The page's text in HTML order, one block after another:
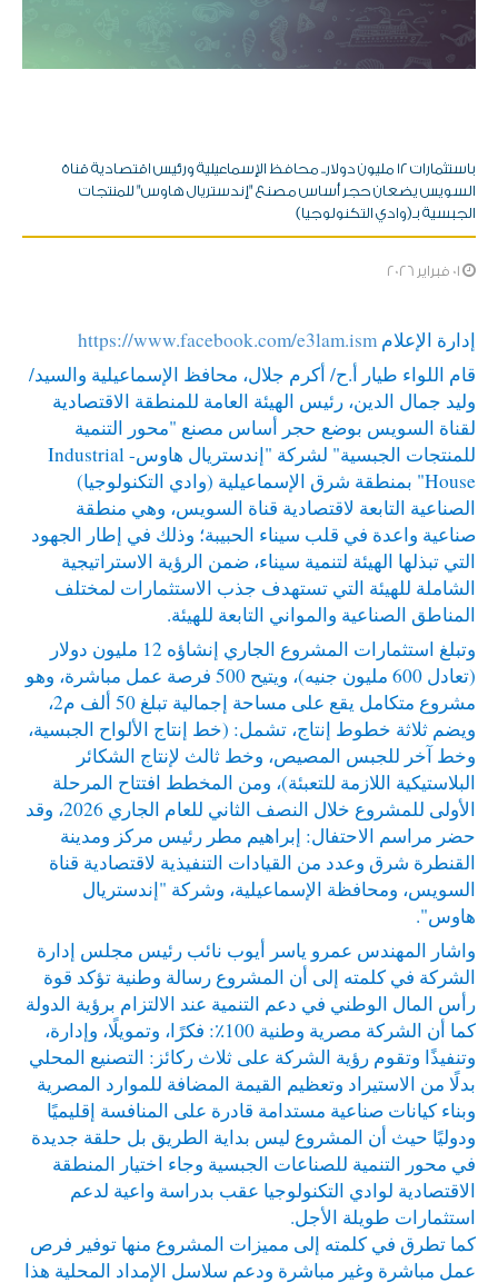
باستثمارات ١٢ مليون دولار.. محافظ الإسماعيلية ورئيس اقتصادية قناة
السويس يضعان حجر أساس مصنع "إندستريال هاوس" للمنتجات
الجبسية بـ(وادي التكنولوجيا)
إدارة الإعلام https://www.facebook.com/e3lam.ism
قام اللواء طيار أ.ح/ أكرم جلال، محافظ الإسماعيلية والسيد/
وليد جمال الدين، رئيس الهيئة العامة للمنطقة الاقتصادية
لقناة السويس بوضع حجر أساس مصنع "محور التنمية
للمنتجات الجبسية" لشركة "إندستريال هاوس- Industrial
House" بمنطقة شرق الإسماعيلية (وادي التكنولوجيا)
الصناعية التابعة لاقتصادية قناة السويس، وهي منطقة
صناعية واعدة في قلب سيناء الحبيبة؛ وذلك في إطار الجهود
التي تبذلها الهيئة لتنمية سيناء، ضمن الرؤية الاستراتيجية
الشاملة للهيئة التي تستهدف جذب الاستثمارات لمختلف
المناطق الصناعية والمواني التابعة للهيئة.
وتبلغ استثمارات المشروع الجاري إنشاؤه 12 مليون دولار
(تعادل 600 مليون جنيه)، ويتيح 500 فرصة عمل مباشرة، وهو
مشروع متكامل يقع على مساحة إجمالية تبلغ 50 ألف م2،
ويضم ثلاثة خطوط إنتاج، تشمل: (خط إنتاج الألواح الجبسية،
وخط آخر للجبس المصيص، وخط ثالث لإنتاج الشكائر
البلاستيكية اللازمة للتعبئة)، ومن المخطط افتتاح المرحلة
الأولى للمشروع خلال النصف الثاني للعام الجاري 2026، وقد
حضر مراسم الاحتفال: إبراهيم مطر رئيس مركز ومدينة
القنطرة شرق وعدد من القيادات التنفيذية لاقتصادية قناة
السويس، ومحافظة الإسماعيلية، وشركة "إندستريال
هاوس".
واشار المهندس عمرو ياسر أيوب نائب رئيس مجلس إدارة
الشركة في كلمته إلى أن المشروع رسالة وطنية تؤكد قوة
رأس المال الوطني في دعم التنمية عند الالتزام برؤية الدولة
كما أن الشركة مصرية وطنية 100٪: فكرًا، وتمويلًا، وإدارة،
وتنفيذًا وتقوم رؤية الشركة على ثلاث ركائز: التصنيع المحلي
بدلًا من الاستيراد وتعظيم القيمة المضافة للموارد المصرية
وبناء كيانات صناعية مستدامة قادرة على المنافسة إقليميًا
ودوليًا حيث أن المشروع ليس بداية الطريق بل حلقة جديدة
في محور التنمية للصناعات الجبسية وجاء اختيار المنطقة
الاقتصادية لوادي التكنولوجيا عقب بدراسة واعية لدعم
استثمارات طويلة الأجل.
كما تطرق في كلمته إلى مميزات المشروع منها توفير فرص
عمل مباشرة وغير مباشرة ودعم سلاسل الإمداد المحلية هذا